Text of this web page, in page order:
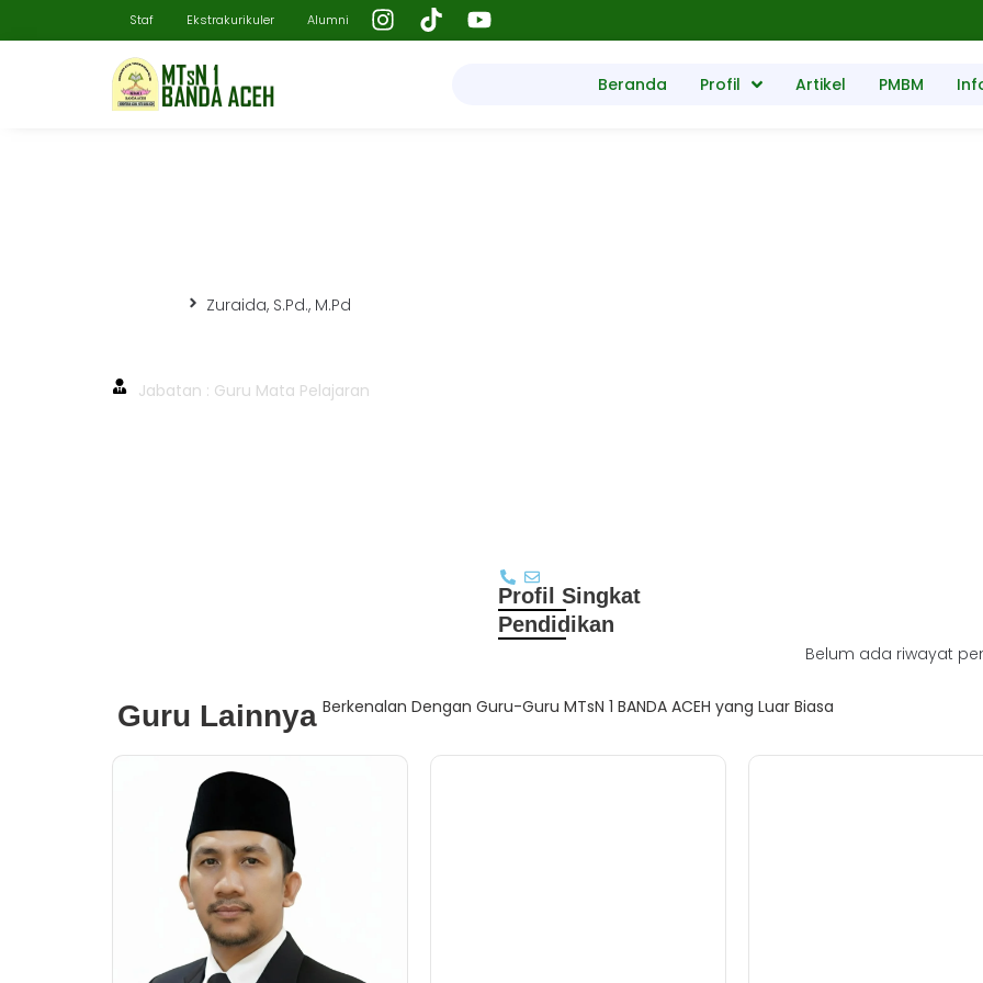
Staf Ekstrakurikuler Alumni
Beranda Profil Artikel PMBM
Zuraida, S.Pd., M.Pd
Jabatan : Guru Mata Pelajaran
Profil Singkat
Pendidikan
Belum ada riwayat
Guru Lainnya Berkenalan Dengan Guru-Guru MTsN 1 BANDA ACEH yang Luar Biasa